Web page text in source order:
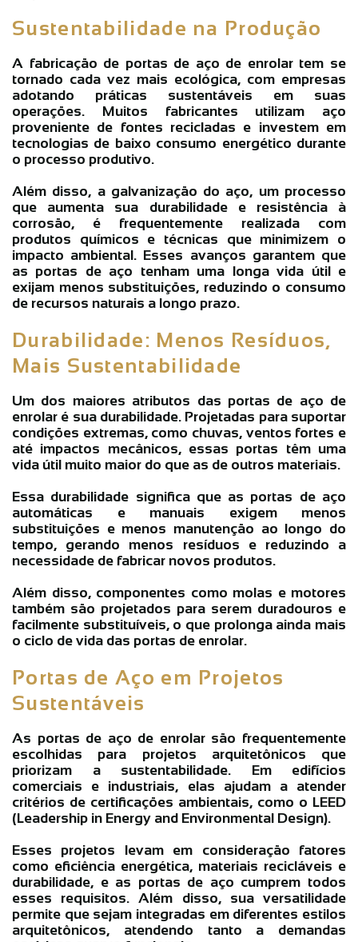
Sustentabilidade na Produção
A fabricação de portas de aço de enrolar tem se
tornado cada vez mais ecológica, com empresas
adotando práticas sustentáveis em suas
operações. Muitos fabricantes utilizam aço
proveniente de fontes recicladas e investem em
tecnologias de baixo consumo energético durante
o processo produtivo.
Além disso, a galvanização do aço, um processo
que aumenta sua durabilidade e resistência à
corrosão, é frequentemente realizada com
produtos químicos e técnicas que minimizem o
impacto ambiental. Esses avanços garantem que
as portas de aço tenham uma longa vida útil e
exijam menos substituições, reduzindo o consumo
de recursos naturais a longo prazo.
Durabilidade: Menos Resíduos,
Mais Sustentabilidade
Um dos maiores atributos das portas de aço de
enrolar é sua durabilidade. Projetadas para suportar
condições extremas, como chuvas, ventos fortes e
até impactos mecânicos, essas portas têm uma
vida útil muito maior do que as de outros materiais.
Essa durabilidade significa que as portas de aço
automáticas e manuais exigem menos
substituições e menos manutenção ao longo do
tempo, gerando menos resíduos e reduzindo a
necessidade de fabricar novos produtos.
Além disso, componentes como molas e motores
também são projetados para serem duradouros e
facilmente substituíveis, o que prolonga ainda mais
o ciclo de vida das portas de enrolar.
Portas de Aço em Projetos
Sustentáveis
As portas de aço de enrolar são frequentemente
escolhidas para projetos arquitetônicos que
priorizam a sustentabilidade. Em edifícios
comerciais e industriais, elas ajudam a atender
critérios de certificações ambientais, como o LEED
(Leadership in Energy and Environmental Design).
Esses projetos levam em consideração fatores
como eficiência energética, materiais recicláveis e
durabilidade, e as portas de aço cumprem todos
esses requisitos. Além disso, sua versatilidade
permite que sejam integradas em diferentes estilos
arquitetônicos, atendendo tanto a demandas